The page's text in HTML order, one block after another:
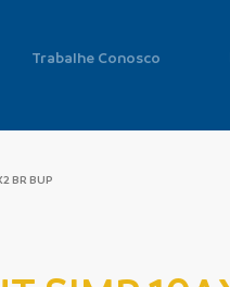
Trabalhe Conosco
BR BUP